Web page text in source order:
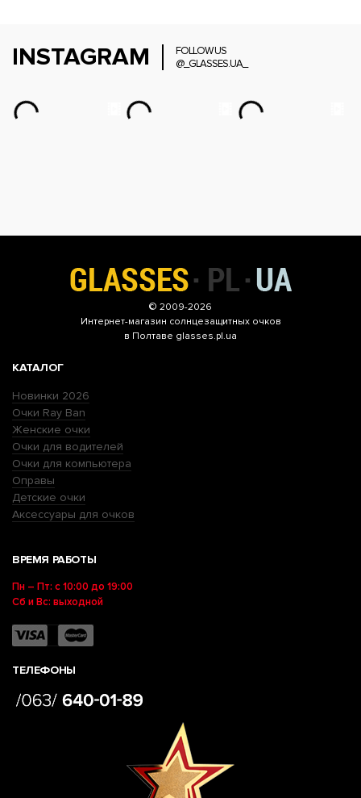
INSTAGRAM
FOLLOW US
@_GLASSES.UA_
© 2009-2026
Интернет-магазин солнцезащитных очков
в Полтаве glasses.pl.ua
КАТАЛОГ
Новинки 2026
Очки Ray Ban
Женские очки
Очки для водителей
Очки для компьютера
Оправы
Детские очки
Аксессуары для очков
ВРЕМЯ РАБОТЫ
Пн – Пт: с 10:00 до 19:00
Сб и Вс: выходной
ТЕЛЕФОНЫ